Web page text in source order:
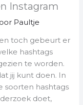
Instagram
Paultje
toch gebeurt er
hashtags
te worden.
jij kunt doen. In
soorten hashtags
doet,